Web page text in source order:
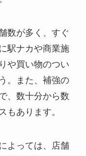
数が多く、すぐ
駅ナカや商業施
や買い物のつい
。また、補強の
、数十分から数
もあります。
よっては、店舗